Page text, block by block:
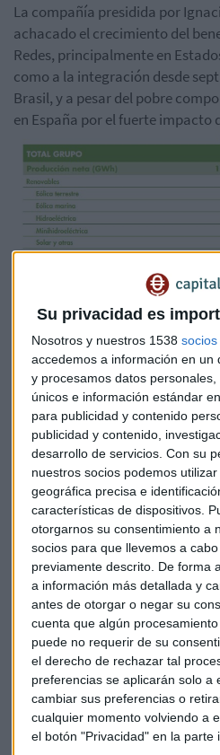
Su privacidad es
Nosotros y nuestros 1538 socios
accedemos a información en un
y procesamos datos
únicos e información estándar
para publicidad y contenido
publicidad y contenido,
desarrollo de servicios. Con su
nuestros socios podemos
geográfica precisa e
características de dispositivos.
otorgarnos su consentimiento a
socios para que llevemos a
previamente descrito. De forma
a información más detallada y
antes de otorgar o negar su
cuenta que algún
puede no requerir de su
el derecho de rechazar tal
preferencias se aplicarán solo a
cambiar sus preferencias o
cualquier momento volviendo a
el botón "Privacidad" en la parte
La compañía presidida por
achacado el crecimiento del
Redes, principalmente en
como a la integración desde
Brasil, y a pesar del pobre
en España por el fuerte impacto
En 2017, las inversiones
euros, un 38% por encima de las
en los negocios regulado, de
generación mediante contratos
total se destinó a crecimiento.
Asimismo, la reforma fiscal en
pasado mes de diciembre,
de 1.284 millones de euros,
casi en su totalidad a
ciertos activos, lo que ha
En 2017, la filial de Iberdrola en
aumentó su beneficio neto
millones de dólares (553,8
La compañía propondrá a la
convocada para el próximo 13
anual con cargo a 2017 de 0,32